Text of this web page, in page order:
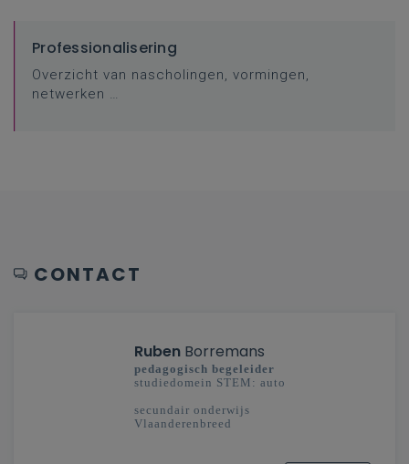
Professionalisering
Overzicht van nascholingen, vormingen,
netwerken …
CONTACT
Ruben Borremans
pedagogisch begeleider
studiedomein STEM: auto
secundair onderwijs
Vlaanderenbreed